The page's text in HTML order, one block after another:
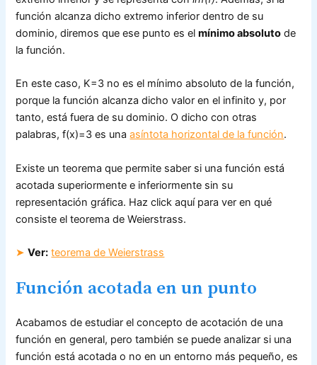
función alcanza dicho extremo inferior dentro de su
dominio, diremos que ese punto es elmínimo absoluto de
la función.
En este caso, K=3 no es el mínimo absoluto de la función,
porque la función alcanza dicho valor en el infinito y, por
tanto, está fuera de su dominio. O dicho con otras
palabras, f(x)=3 es unaasíntota horizontal de la función.
Existe un teorema que permite saber si una función está
acotada superiormente e inferiormente sin su
representación gráfica. Haz click aquí para ver en qué
consiste el teorema de Weierstrass.
➤ Ver: teorema de Weierstrass
Función acotada en un punto
Acabamos de estudiar el concepto de acotación de una
función en general, pero también se puede analizar si una
función está acotada o no en un entorno más pequeño, es